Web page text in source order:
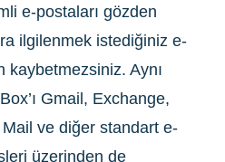
e-postaları gözden
ilgilenmek istediğiniz e-
kaybetmezsiniz. Aynı
Gmail, Exchange,
ve diğer standart e-
üzerinden de